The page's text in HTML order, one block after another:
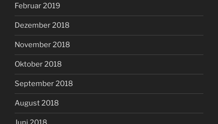
Februar 2019
Dezember 2018
November 2018
Oktober 2018
September 2018
August 2018